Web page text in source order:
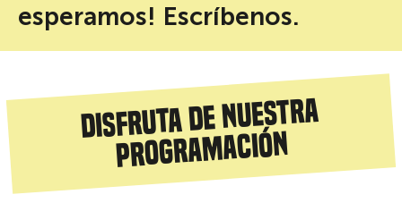
esperamos! Escríbenos.
Disfruta de nuestra
programación